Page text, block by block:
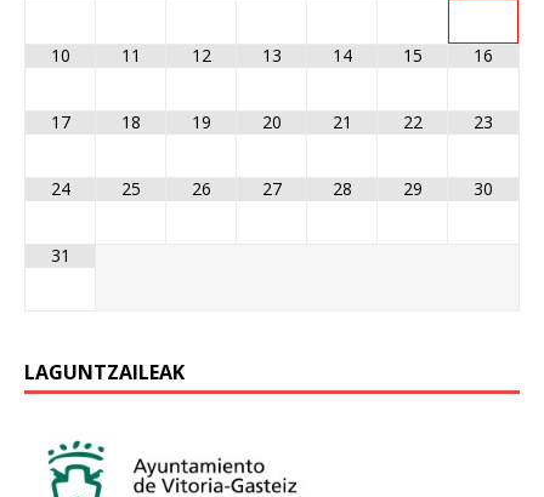
10 11 12 13 14 15 16
17 18 19 20 21 22 23
24 25 26 27 28 29 30
31
LAGUNTZAILEAK